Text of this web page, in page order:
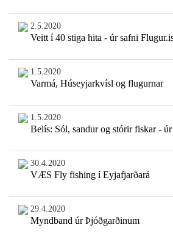
2.5.2020
Veitt í 40 stiga hita - úr safni
1.5.2020
Varmá, Húseyjarkvísl og flugurnar
1.5.2020
Belís: Sól, sandur og stórir fiskar -
30.4.2020
VÆS Fly fishing í Eyjafjarðará
29.4.2020
Myndband úr Þjóðgarðinum